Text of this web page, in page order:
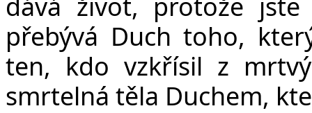
přebývá Duch toho,
ten, kdo vzkřísil z
smrtelná těla Duchem,